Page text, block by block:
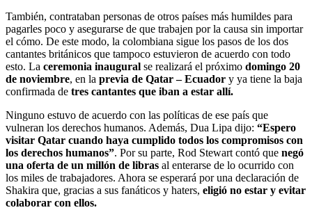
También, contrataban personas de otros países más humildes para
pagarles poco y asegurarse de que trabajen por la causa sin importar
el cómo. De este modo, la colombiana sigue los pasos de los dos
cantantes británicos que tampoco estuvieron de acuerdo con todo
esto. La ceremonia inaugural se realizará el próximo domingo 20
de noviembre, en la previa de Qatar – Ecuador y ya tiene la baja
confirmada de tres cantantes que iban a estar allí.
Ninguno estuvo de acuerdo con las políticas de ese país que
vulneran los derechos humanos. Además, Dua Lipa dijo: “Espero
visitar Qatar cuando haya cumplido todos los compromisos con
los derechos humanos”. Por su parte, Rod Stewart contó que negó
una oferta de un millón de libras al enterarse de lo ocurrido con
los miles de trabajadores. Ahora se esperará por una declaración de
Shakira que, gracias a sus fanáticos y haters, eligió no estar y evitar
colaborar con ellos.